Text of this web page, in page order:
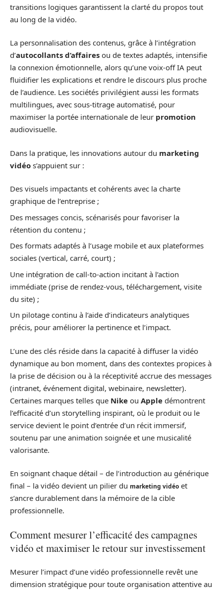
transitions logiques garantissent la clarté du propos tout
au long de la vidéo.
La personnalisation des contenus, grâce à l’intégration
d’autocollants d’affaires ou de textes adaptés, intensifie
la connexion émotionnelle, alors qu’une voix-off IA peut
fluidifier les explications et rendre le discours plus proche
de l’audience. Les sociétés privilégient aussi les formats
multilingues, avec sous-titrage automatisé, pour
maximiser la portée internationale de leur promotion
audiovisuelle.
Dans la pratique, les innovations autour du marketing
vidéo s’appuient sur :
Des visuels impactants et cohérents avec la charte
graphique de l’entreprise ;
Des messages concis, scénarisés pour favoriser la
rétention du contenu ;
Des formats adaptés à l’usage mobile et aux plateformes
sociales (vertical, carré, court) ;
Une intégration de call-to-action incitant à l’action
immédiate (prise de rendez-vous, téléchargement, visite
du site) ;
Un pilotage continu à l’aide d’indicateurs analytiques
précis, pour améliorer la pertinence et l’impact.
L’une des clés réside dans la capacité à diffuser la vidéo
dynamique au bon moment, dans des contextes propices à
la prise de décision ou à la réceptivité accrue des messages
(intranet, événement digital, webinaire, newsletter).
Certaines marques telles que Nike ou Apple démontrent
l’efficacité d’un storytelling inspirant, où le produit ou le
service devient le point d’entrée d’un récit immersif,
soutenu par une animation soignée et une musicalité
valorisante.
En soignant chaque détail – de l’introduction au générique
final – la vidéo devient un pilier du marketing vidéo et
s’ancre durablement dans la mémoire de la cible
professionnelle.
Comment mesurer l’efficacité des campagnes
vidéo et maximiser le retour sur investissement
Mesurer l’impact d’une vidéo professionnelle revêt une
dimension stratégique pour toute organisation attentive au